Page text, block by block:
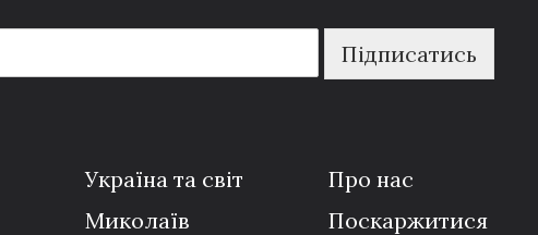
Підписатись
Україна та світ
Миколаїв
Про нас
Поскаржитися